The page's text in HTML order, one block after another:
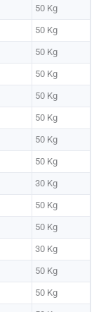
50 Kg
50 Kg
50 Kg
50 Kg
50 Kg
50 Kg
50 Kg
50 Kg
30 Kg
50 Kg
50 Kg
30 Kg
50 Kg
50 Kg